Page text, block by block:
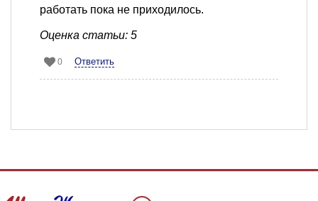
работать пока не приходилось.
Оценка статьи: 5
0 Ответить